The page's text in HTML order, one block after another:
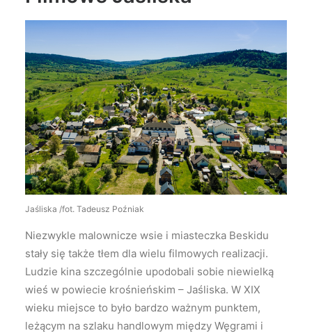
Jaśliska /fot. Tadeusz Poźniak
Niezwykle malownicze wsie i miasteczka Beskidu
stały się także tłem dla wielu filmowych realizacji.
Ludzie kina szczególnie upodobali sobie niewielką
wieś w powiecie krośnieńskim – Jaśliska. W XIX
wieku miejsce to było bardzo ważnym punktem,
leżącym na szlaku handlowym między Węgrami i